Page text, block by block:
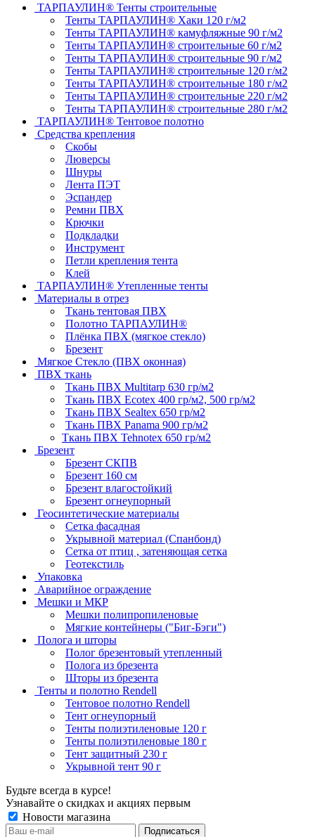
ТАРПАУЛИН® Тенты строительные
Тенты ТАРПАУЛИН® Хаки 120 г/м2
Тенты ТАРПАУЛИН® камуфляжные 90 г/м2
Тенты ТАРПАУЛИН® строительные 60 г/м2
Тенты ТАРПАУЛИН® строительные 90 г/м2
Тенты ТАРПАУЛИН® строительные 120 г/м2
Тенты ТАРПАУЛИН® строительные 180 г/м2
Тенты ТАРПАУЛИН® строительные 220 г/м2
Тенты ТАРПАУЛИН® строительные 280 г/м2
ТАРПАУЛИН® Тентовое полотно
Средства крепления
Скобы
Люверсы
Шнуры
Лента ПЭТ
Эспандер
Ремни ПВХ
Крючки
Подкладки
Инструмент
Петли крепления тента
Клей
ТАРПАУЛИН® Утепленные тенты
Материалы в отрез
Ткань тентовая ПВХ
Полотно ТАРПАУЛИН®
Плёнка ПВХ (мягкое стекло)
Брезент
Мягкое Стекло (ПВХ оконная)
ПВХ ткань
Ткань ПВХ Multitarp 630 гр/м2
Ткань ПВХ Ecotex 400 гр/м2, 500 гр/м2
Ткань ПВХ Sealtex 650 гр/м2
Ткань ПВХ Panama 900 гр/м2
Ткань ПВХ Tehnotex 650 гр/м2
Брезент
Брезент СКПВ
Брезент 160 см
Брезент влагостойкий
Брезент огнеупорный
Геосинтетические материалы
Сетка фасадная
Укрывной материал (Спанбонд)
Сетка от птиц , затеняющая сетка
Геотекстиль
Упаковка
Аварийное ограждение
Мешки и МКР
Мешки полипропиленовые
Мягкие контейнеры ("Биг-Бэги")
Полога и шторы
Полог брезентовый утепленный
Полога из брезента
Шторы из брезента
Тенты и полотно Rendell
Тентовое полотно Rendell
Тент огнеупорный
Тенты полиэтиленовые 120 г
Тенты полиэтиленовые 180 г
Тент защитный 230 г
Укрывной тент 90 г
Будьте всегда в курсе!
Узнавайте о скидках и акциях первым
Новости магазина